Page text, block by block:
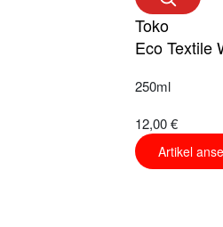
Toko
Eco Textile
250ml
12,00 €
Artikel